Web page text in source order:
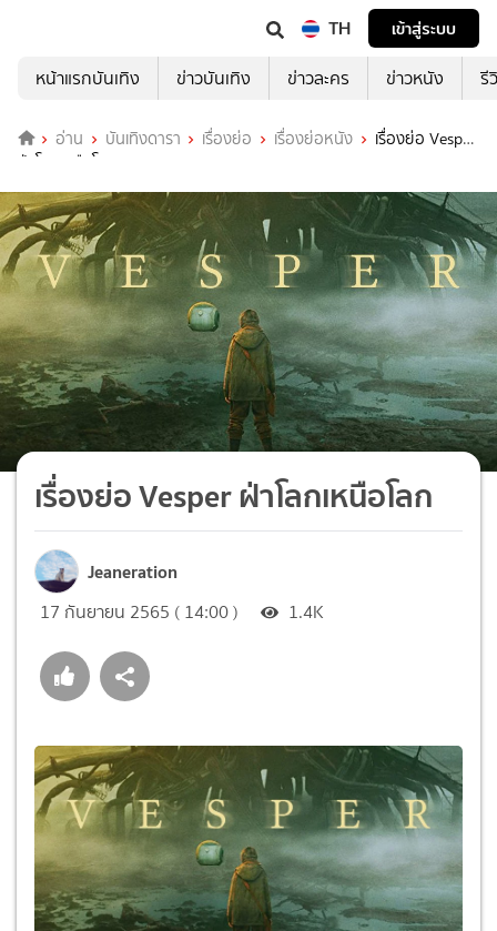
TH
เข้าสู่ระบบ
หน้าแรกบันเทิง
ข่าวบันเทิง ข่าวละคร ข่าวหนัง รี
อ่าน บันเทิงดารา เรื่องย่อ เรื่องย่อหนัง
เรื่องย่อ Vesper
ฝ่าโลกเหนือโลก
เรื่องย่อ Vesper ฝ่าโลกเหนือโลก
Jeaneration
17 กันยายน 2565 ( 14:00 ) 1.4K